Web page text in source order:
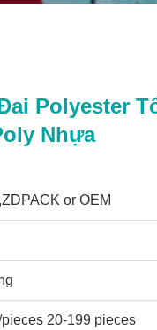
Polyester
Nhựa
or OEM
20-199 pieces